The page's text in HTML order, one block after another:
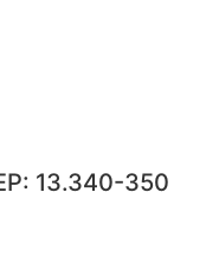
13.340-350